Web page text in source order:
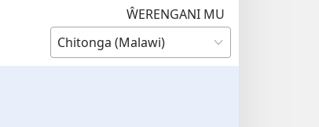
ŴERENGANI MU